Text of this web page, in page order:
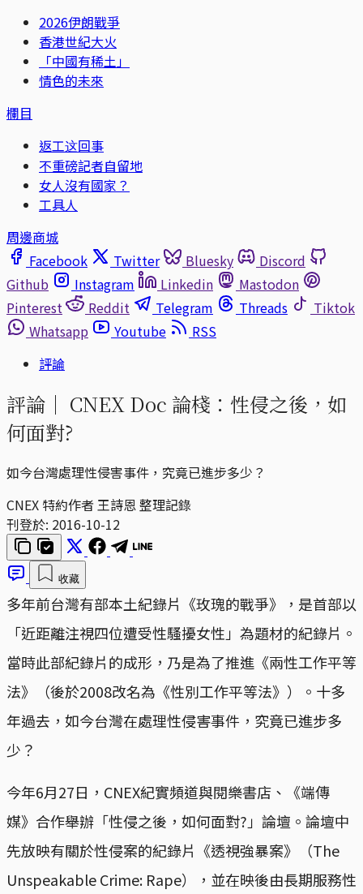
2026伊朗戰爭
香港世紀大火
「中國有稀土」
情色的未來
欄目
返工这回事
不重磅記者自留地
女人沒有國家？
工具人
周邊商城
Facebook
Twitter Bluesky
Discord
Github
Instagram Linkedin
Mastodon
Pinterest
Reddit Telegram Threads
Tiktok
Whatsapp
Youtube
RSS
評論
評論｜ CNEX Doc 論棧：性侵之後，如
何面對?
如今台灣處理性侵害事件，究竟已進步多少？
CNEX 特約作者 王詩恩 整理記錄
刊登於: 2016-10-12
收藏
多年前台灣有部本土紀錄片《玫瑰的戰爭》，是首部以
「近距離注視四位遭受性騷擾女性」為題材的紀錄片。
當時此部紀錄片的成形，乃是為了推進《兩性工作平等
法》（後於2008改名為《性別工作平等法》）。十多
年過去，如今台灣在處理性侵害事件，究竟已進步多
少？
今年6月27日，CNEX紀實頻道與閱樂書店、《端傳
媒》合作舉辦「性侵之後，如何面對?」論壇。論壇中
先放映有關於性侵案的紀錄片《透視強暴案》（The
Unspeakable Crime: Rape），並在映後由長期服務性